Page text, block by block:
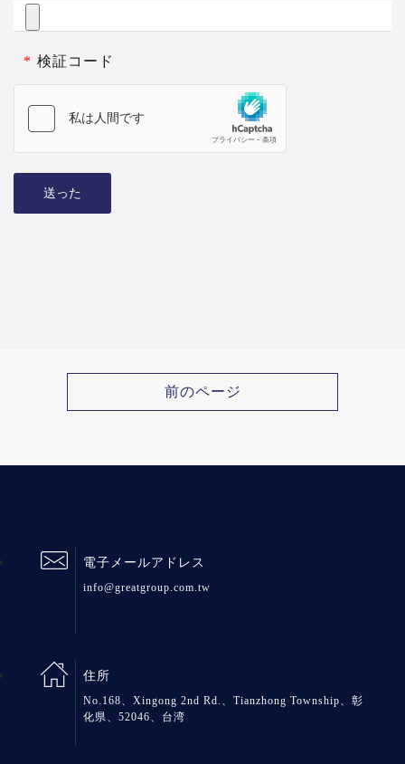
* 検証コード
送った
前のページ
電子メールアドレス
info@greatgroup.com.tw
住所
No.168、Xingong 2nd Rd.、Tianzhong Township、彰
化県、52046、台湾